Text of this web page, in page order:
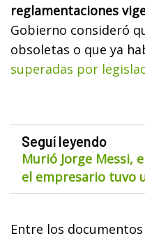
reglamentaciones
Gobierno consideró
obsoletas o que ya
superadas por
Seguí leyendo
Murió Jorge Messi,
el empresario tuvo
Entre los